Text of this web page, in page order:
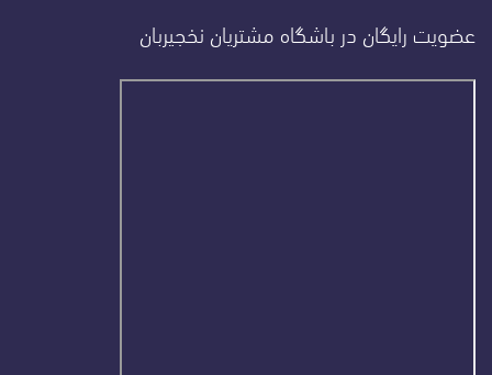
عضویت رایگان در باشگاه مشتریان نخجیربان